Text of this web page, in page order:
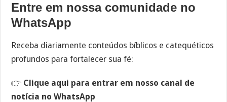
Entre em nossa comunidade no
WhatsApp
Receba diariamente conteúdos bíblicos e catequéticos
profundos para fortalecer sua fé:
👉 Clique aqui para entrar em nosso canal de
notícia no WhatsApp